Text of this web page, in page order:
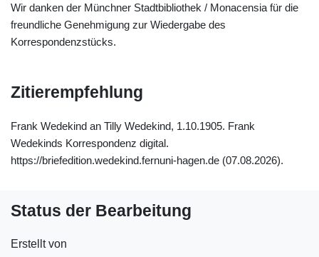
Wir danken der Münchner Stadtbibliothek / Monacensia für die
freundliche Genehmigung zur Wiedergabe des
Korrespondenzstücks.
Zitierempfehlung
Frank Wedekind an Tilly Wedekind, 1.10.1905. Frank
Wedekinds Korrespondenz digital.
https://briefedition.wedekind.fernuni-hagen.de (07.08.2026).
Status der Bearbeitung
Erstellt von